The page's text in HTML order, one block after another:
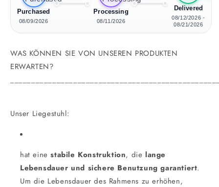
Purchased
08/09/2026
Processing
08/11/2026
Delivered
08/12/2026 -
08/21/2026
WAS KÖNNEN SIE VON UNSEREN PRODUKTEN
ERWARTEN?
Unser Liegestuhl:
hat eine stabile Konstruktion, die lange
Lebensdauer und sichere Benutzung garantiert.
Um die Lebensdauer des Rahmens zu erhöhen,